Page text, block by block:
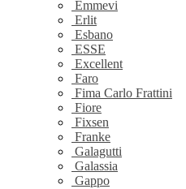
Emmevi
Erlit
Esbano
ESSE
Excellent
Faro
Fima Carlo Frattini
Fiore
Fixsen
Franke
Galagutti
Galassia
Gappo